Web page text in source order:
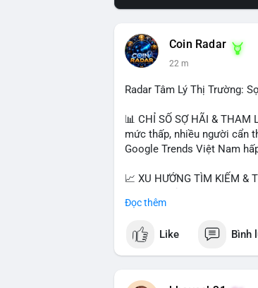
Coin Radar
23 m
Radar Tâm Lý Thị Trường:
📊 CHỈ SỐ SỢ HÃI &
mức thấp, nhiều người cẩn
Google Trends Việt Nam
📈 XU HƯỚNG TÌM KIẾM &
vào BTC breakout và lệnh
💬 DÒNG CHẢY TIN TỨC
giảm áp lực USD. • Binance
Đọc thêm
Like Bình